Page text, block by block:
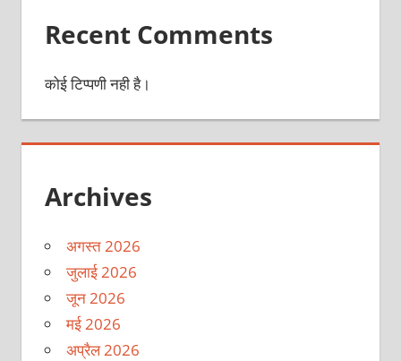
Recent Comments
कोई टिप्पणी नही है।
Archives
अगस्त 2026
जुलाई 2026
जून 2026
मई 2026
अप्रैल 2026